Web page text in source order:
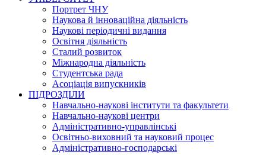
Портрет ЧНУ
Наукова й інноваційна діяльність
Наукові періодичні видання
Освітня діяльність
Сталий розвиток
Міжнародна діяльність
Студентська рада
Асоціація випускників
ПІДРОЗДІЛИ
Навчально-наукові інститути та факультети
Навчально-наукові центри
Адміністративно-управлінські
Освітньо-виховний та науковий процес
Адміністративно-господарські